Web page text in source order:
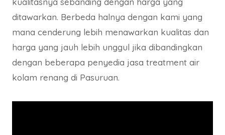
ditawarkan. Berbeda halnya dengan kami yang
mana cenderung lebih menawarkan kualitas dan
harga yang jauh lebih unggul jika dibandingkan
dengan beberapa penyedia jasa treatment air
kolam renang di Pasuruan.